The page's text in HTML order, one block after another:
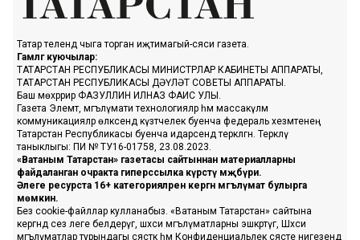
Татар телендә чыга торган иҗтимагый-сәяси газета.
Гамәлгә куючылар:
ТАТАРСТАН РЕСПУБЛИКАСЫ МИНИСТРЛАР КАБИНЕТЫ АППАРАТЫ,
ТАТАРСТАН РЕСПУБЛИКАСЫ ДӘҮЛӘТ СОВЕТЫ АППАРАТЫ.
Баш мөхәррир ФАЗУЛЛИН ИЛНАЗ ФАИС УЛЫ.
Газета Элемтә, мәгълүмати технологияләр һәм массакүләм
коммуникацияләр өлкәсендә күзәтчелек буенча федераль хезмәтенең
Татарстан Республикасы буенча идарәсендә теркәлгән. Теркәлү
таныклыгы: ПИ № ТУ16-01758, 23.08.2023.
«Ватаным Татарстан» газетасы сайтыннан материалларны
файдаланган очракта гиперссылка күрсәтү мәҗбүри.
Әлеге ресурста 16+ категорияләренә кергән мәгълүмат булырга
мөмкин.
Без cookie-файллар кулланабыз. «Ватаным Татарстан» сайтына
кергәндә сез әлеге белдерүгә, шәхси мәгълүматларны эшкәртүгә, Шәхси
мәгълүматлар турындагы сәясәткә һәм Конфиденциальлек сәясәте нигезендә